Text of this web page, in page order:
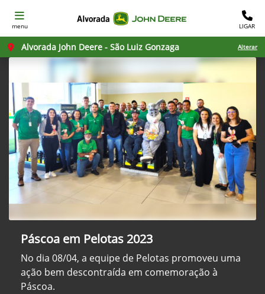
menu LIGAR
Alvorada John Deere - São Luiz Gonzaga Alterar
Páscoa em Pelotas 2023
No dia 08/04, a equipe de Pelotas promoveu uma
ação bem descontraída em comemoração à
Páscoa.